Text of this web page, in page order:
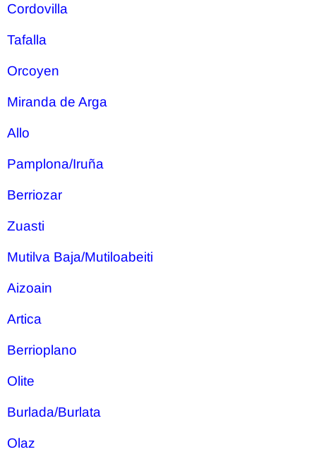
Cordovilla
Tafalla
Orcoyen
Miranda de Arga
Allo
Pamplona/Iruña
Berriozar
Zuasti
Mutilva Baja/Mutiloabeiti
Aizoain
Artica
Berrioplano
Olite
Burlada/Burlata
Olaz